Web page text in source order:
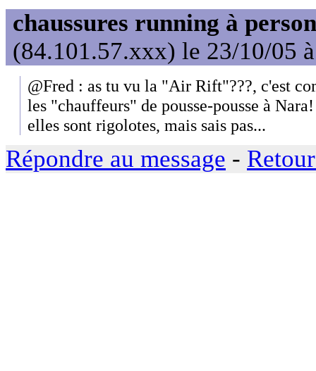
chaussures running à
(84.101.57.xxx) le 23/10/05
@Fred : as tu vu la "Air Rift"???, c'est
les "chauffeurs" de pousse-pousse à
elles sont rigolotes, mais sais pas...
Répondre au message -